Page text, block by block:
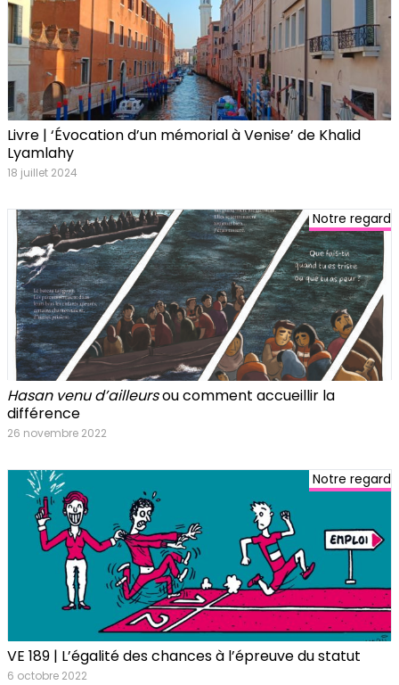
Livre | ‘Évocation d’un mémorial à Venise’ de Khalid
Lyamlahy
18 juillet 2024
Notre regard
Hasan venu d’ailleursou comment accueillir la
différence
26 novembre 2022
Notre regard
VE 189 | L’égalité des chances à l’épreuve du statut
6 octobre 2022